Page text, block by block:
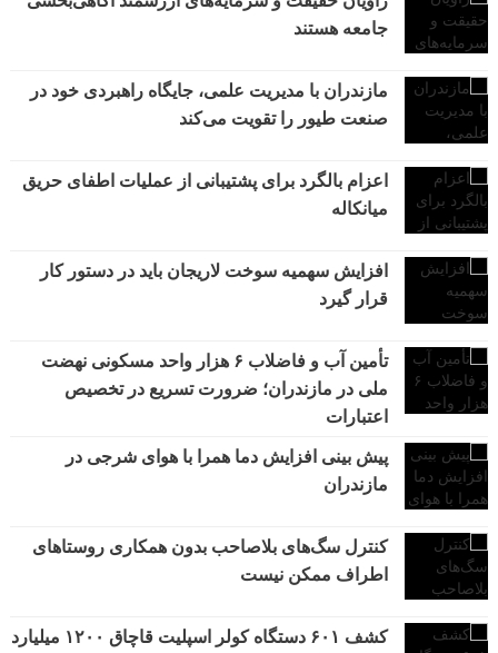
جامعه هستند
مازندران با مدیریت علمی، جایگاه راهبردی خود در
صنعت طیور را تقویت می‌کند
اعزام بالگرد برای پشتیبانی از عملیات اطفای حریق
میانکاله
افزایش سهمیه سوخت لاریجان باید در دستور کار
قرار گیرد
تأمین آب و فاضلاب ۶ هزار واحد مسکونی نهضت
ملی در مازندران؛ ضرورت تسریع در تخصیص
اعتبارات
پیش بینی افزایش دما همرا با هوای شرجی در
مازندران
کنترل سگ‌های بلاصاحب بدون همکاری روستاهای
اطراف ممکن نیست
کشف ۶۰۱ دستگاه کولر اسپلیت قاچاق ۱۲۰۰ میلیارد